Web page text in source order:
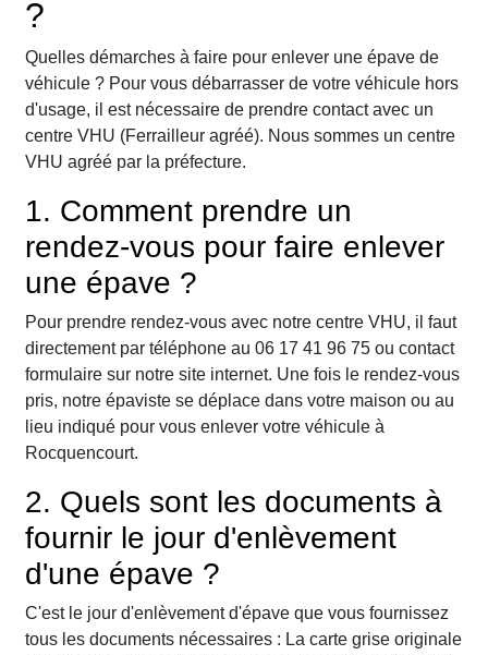
?
Quelles démarches à faire pour enlever une épave de
véhicule ? Pour vous débarrasser de votre véhicule hors
d'usage, il est nécessaire de prendre contact avec un
centre VHU (Ferrailleur agréé). Nous sommes un centre
VHU agréé par la préfecture.
1. Comment prendre un
rendez-vous pour faire enlever
une épave ?
Pour prendre rendez-vous avec notre centre VHU, il faut
directement par téléphone au 06 17 41 96 75 ou contact
formulaire sur notre site internet. Une fois le rendez-vous
pris, notre épaviste se déplace dans votre maison ou au
lieu indiqué pour vous enlever votre véhicule à
Rocquencourt.
2. Quels sont les documents à
fournir le jour d'enlèvement
d'une épave ?
C'est le jour d'enlèvement d'épave que vous fournissez
tous les documents nécessaires : La carte grise originale